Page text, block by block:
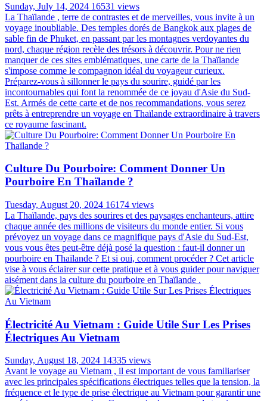
Sunday, July 14, 2024 16531 views
La Thaïlande , terre de contrastes et de merveilles, vous invite à un
voyage inoubliable. Des temples dorés de Bangkok aux plages de
sable fin de Phuket, en passant par les montagnes verdoyantes du
nord, chaque région recèle des trésors à découvrir. Pour ne rien
manquer de ces sites emblématiques, une carte de la Thaïlande
s'impose comme le compagnon idéal du voyageur curieux.
Préparez-vous à sillonner le pays du sourire, guidé par les
incontournables qui font la renommée de ce joyau d'Asie du Sud-
Est. Armés de cette carte et de nos recommandations, vous serez
prêts à entreprendre un voyage en Thaïlande extraordinaire à travers
ce royaume fascinant.
Culture Du Pourboire: Comment Donner Un
Pourboire En Thaïlande ?
Tuesday, August 20, 2024 16174 views
La Thaïlande, pays des sourires et des paysages enchanteurs, attire
chaque année des millions de visiteurs du monde entier. Si vous
prévoyez un voyage dans ce magnifique pays d'Asie du Sud-Est,
vous vous êtes peut-être déjà posé la question : faut-il donner un
pourboire en Thaïlande ? Et si oui, comment procéder ? Cet article
vise à vous éclairer sur cette pratique et à vous guider pour naviguer
aisément dans la culture du pourboire en Thaïlande .
Électricité Au Vietnam : Guide Utile Sur Les Prises
Électriques Au Vietnam
Sunday, August 18, 2024 14335 views
Avant le voyage au Vietnam , il est important de vous familiariser
avec les principales spécifications électriques telles que la tension, la
fréquence et le type de prise électrique au Vietnam pour garantir une